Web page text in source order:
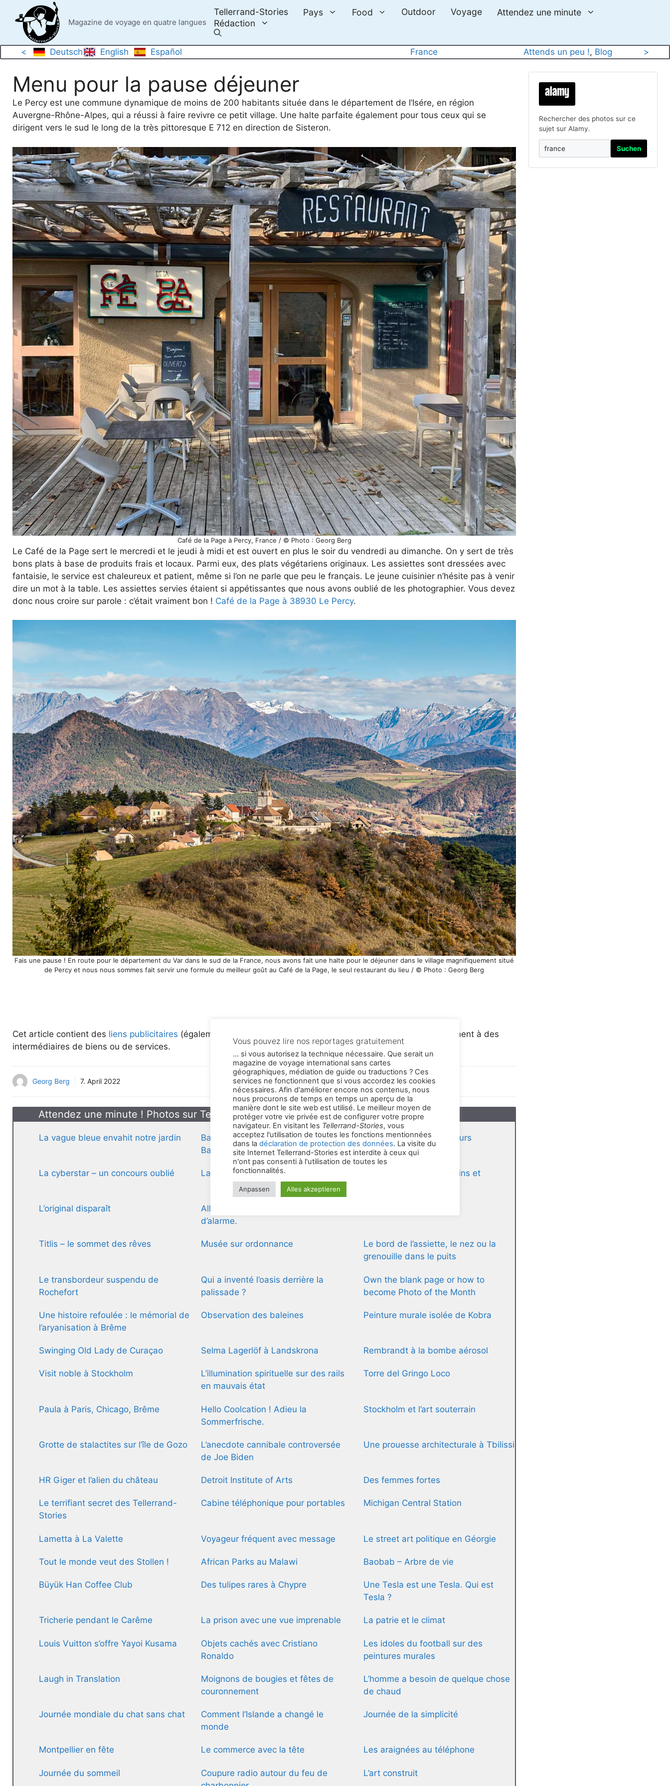
content
Magazine de voyage en quatre langues
Tellerrand-Stories Pays Food Outdoor Voyage
Attendez une minute
Rédaction
< Deutsch English Español France Attends un peu !, Blog >
Menu pour la pause déjeuner
Le Percy est une commune dynamique de moins de 200 habitants située dans le département de l’Isére, en région
Auvergne-Rhône-Alpes, qui a réussi à faire revivre ce petit village. Une halte parfaite également pour tous ceux qui se
dirigent vers le sud le long de la très pittoresque E 712 en direction de Sisteron.
Café de la Page à Percy, France / © Photo : Georg Berg
Le Café de la Page sert le mercredi et le jeudi à midi et est ouvert en plus le soir du vendredi au dimanche. On y sert de très
bons plats à base de produits frais et locaux. Parmi eux, des plats végétariens originaux. Les assiettes sont dressées avec
fantaisie, le service est chaleureux et patient, même si l’on ne parle que peu le français. Le jeune cuisinier n’hésite pas à venir
dire un mot à la table. Les assiettes servies étaient si appétissantes que nous avons oublié de les photographier. Vous devez
donc nous croire sur parole : c’était vraiment bon ! Café de la Page à 38930 Le Percy.
Fais une pause ! En route pour le département du Var dans le sud de la France, nous avons fait une halte pour le déjeuner dans le village magnifiquement situé
de Percy et nous nous sommes fait servir une formule du meilleur goût au Café de la Page, le seul restaurant du lieu / © Photo : Georg Berg
Cet article contient des liens publicitaires (également appelés liens d'affiliation ou liens de commission) qui mènent à des
intermédiaires de biens ou de services.
Georg Berg 7. April 2022
Attendez une minute ! Photos sur Tellerrand-Stories
La vague bleue envahit notre jardin
Bananasprayer en tournée dans le
Bas-Rhin
Monument aux resquilleurs
La cyberstar – un concours oublié La Nationalbibliothek n’oublie rien
Paris cherche des parrains et
L’original disparaît
Allemagne tu ne vois pas ça ? Un cri
d’alarme.
Titlis – le sommet des rêves Musée sur ordonnance
Le bord de l’assiette, le nez ou la
grenouille dans le puits
Le transbordeur suspendu de
Rochefort
Qui a inventé l’oasis derrière la
palissade ?
Own the blank page or how to
become Photo of the Month
Une histoire refoulée : le mémorial de
l’aryanisation à Brême
Observation des baleines Peinture murale isolée de Kobra
Swinging Old Lady de Curaçao Selma Lagerlöf à Landskrona Rembrandt à la bombe aérosol
Visit noble à Stockholm
L’illumination spirituelle sur des rails
en mauvais état
Torre del Gringo Loco
Paula à Paris, Chicago, Brême
Hello Coolcation ! Adieu la
Sommerfrische.
Stockholm et l’art souterrain
Grotte de stalactites sur l’île de Gozo
L’anecdote cannibale controversée
de Joe Biden
Une prouesse architecturale à Tbilissi
HR Giger et l’alien du château Detroit Institute of Arts Des femmes fortes
Le terrifiant secret des Tellerrand-
Stories
Cabine téléphonique pour portables Michigan Central Station
Lametta à La Valette Voyageur fréquent avec message Le street art politique en Géorgie
Tout le monde veut des Stollen ! African Parks au Malawi Baobab – Arbre de vie
Büyük Han Coffee Club Des tulipes rares à Chypre
Une Tesla est une Tesla. Qui est
Tesla ?
Tricherie pendant le Carême La prison avec une vue imprenable La patrie et le climat
Louis Vuitton s’offre Yayoi Kusama
Objets cachés avec Cristiano
Ronaldo
Les idoles du football sur des
peintures murales
Laugh in Translation
Moignons de bougies et fêtes de
couronnement
L’homme a besoin de quelque chose
de chaud
Journée mondiale du chat sans chat
Comment l’Islande a changé le
monde
Journée de la simplicité
Montpellier en fête Le commerce avec la tête Les araignées au téléphone
Journée du sommeil
Coupure radio autour du feu de
L’art construit
Rechercher des photos sur ce
sujet sur Alamy.
Suchen